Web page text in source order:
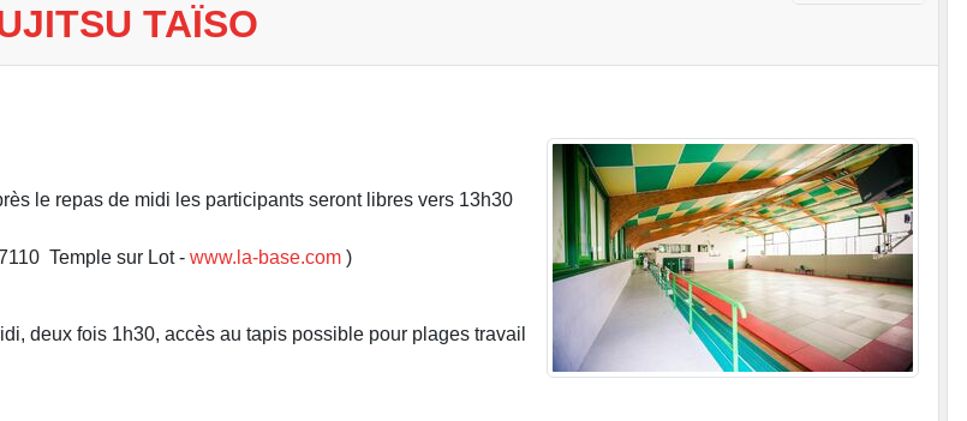
TAÏSO
le repas de midi les participants seront libres vers 13h30
Temple sur Lot - www.la-base.com )
deux fois 1h30, accès au tapis possible pour plages travail